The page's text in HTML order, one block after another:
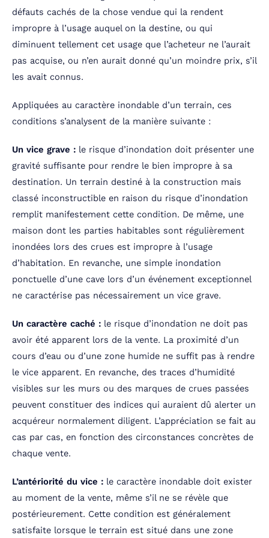
défauts cachés de la chose vendue qui la rendent
impropre à l’usage auquel on la destine, ou qui
diminuent tellement cet usage que l’acheteur ne l’aurait
pas acquise, ou n’en aurait donné qu’un moindre prix, s’il
les avait connus.
Appliquées au caractère inondable d’un terrain, ces
conditions s’analysent de la manière suivante :
Un vice grave : le risque d’inondation doit présenter une
gravité suffisante pour rendre le bien impropre à sa
destination. Un terrain destiné à la construction mais
classé inconstructible en raison du risque d’inondation
remplit manifestement cette condition. De même, une
maison dont les parties habitables sont régulièrement
inondées lors des crues est impropre à l’usage
d’habitation. En revanche, une simple inondation
ponctuelle d’une cave lors d’un événement exceptionnel
ne caractérise pas nécessairement un vice grave.
Un caractère caché : le risque d’inondation ne doit pas
avoir été apparent lors de la vente. La proximité d’un
cours d’eau ou d’une zone humide ne suffit pas à rendre
le vice apparent. En revanche, des traces d’humidité
visibles sur les murs ou des marques de crues passées
peuvent constituer des indices qui auraient dû alerter un
acquéreur normalement diligent. L’appréciation se fait au
cas par cas, en fonction des circonstances concrètes de
chaque vente.
L’antériorité du vice : le caractère inondable doit exister
au moment de la vente, même s’il ne se révèle que
postérieurement. Cette condition est généralement
satisfaite lorsque le terrain est situé dans une zone